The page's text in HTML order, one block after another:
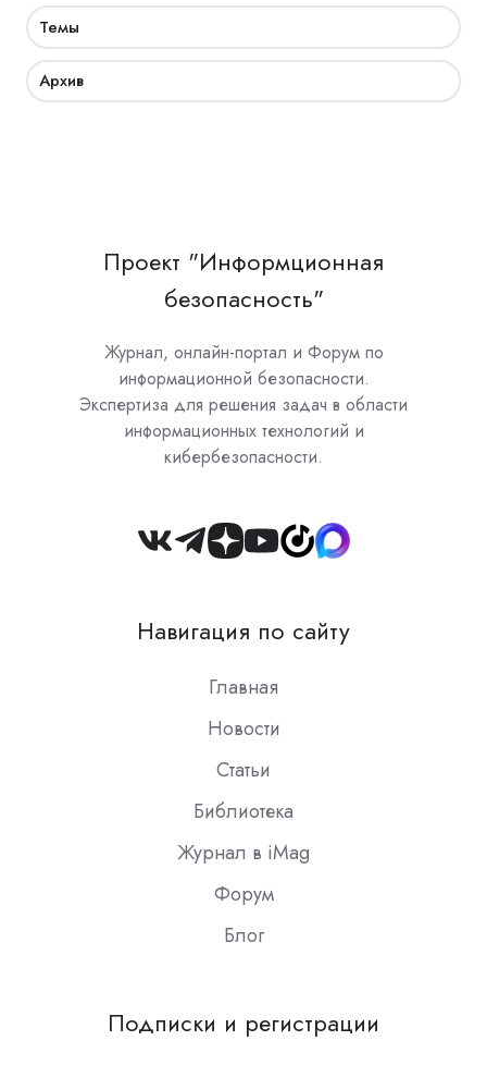
Темы
Архив
Проект "Информционная
безопасность"
Журнал, онлайн-портал и Форум по
информационной безопасности.
Экспертиза для решения задач в области
информационных технологий и
кибербезопасности.
Join
Slack
Навигация по сайту
Главная
Новости
Статьи
Библиотека
Журнал в iMag
Форум
Блог
Подписки и регистрации